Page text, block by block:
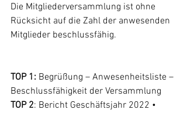
Die Mitgliederversammlung ist ohne
Rücksicht auf die Zahl der anwesenden
Mitglieder beschlussfähig.
TOP 1: Begrüßung – Anwesenheitsliste –
Beschlussfähigkeit der Versammlung
TOP 2: Bericht Geschäftsjahr 2022 •